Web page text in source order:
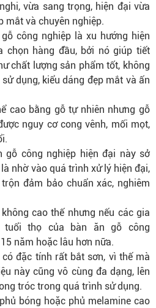
vừa sang trọng, hiện đại vừa
mắt và chuyên nghiệp.
công nghiệp là xu hướng hiện
chọn hàng đầu, bởi nó giúp tiết
chất lượng sản phẩm tốt, không
dụng, kiểu dáng đẹp mắt và ấn
cao bằng gỗ tự nhiên nhưng gỗ
nguy cơ cong vênh, mối mọt,
gỗ công nghiệp hiện đại này sở
nhờ vào quá trình xử lý hiện đại,
đảm bảo chuẩn xác, nghiêm
cao thế nhưng nếu các gia
tuổi thọ của bàn ăn gỗ công
năm hoặc lâu hơn nữa.
đặc tính rất bắt sơn, vì thế mà
này cũng vô cùng đa dạng, lên
tróc trong quá trình sử dụng.
bóng hoặc phủ melamine cao